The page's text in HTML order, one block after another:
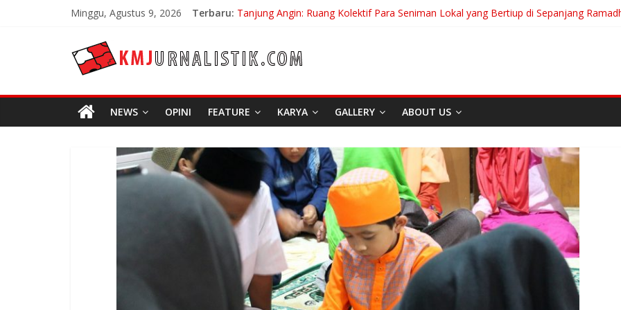
Minggu, Agustus 9, 2026 Terbaru: Tanjung Angin: Ruang Kolektif Para Seniman Lokal yang Bertiup di Sepanjang
Bojan Hodak Sang “Messiah” Dari Zagreb Untuk Bandung
KMJURNALISTIK
NEWS OPINI FEATURE KARYA GALLERY ABOUT US
Berita Event Home Media
I
Sekitar Bandung
Di Bandung Di Asia Afrika
Untuk Dunia Tanpa
Zionisme dan Kolonialisme
April 20, 2026